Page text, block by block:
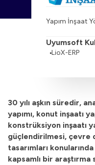
Yapım İnşaat
Uyumsoft
LioX-ERP
30 yılı aşkın süredir,
yapımı, konut inşaatı
konstrüksiyon inşaatı
güçlendirilmesi, çevre
tasarımları
kapsamlı bir